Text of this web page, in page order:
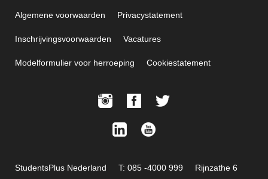
Algemene voorwaarden Privacystatement
Inschrijvingsvoorwaarden Vacatures
Modelformulier voor herroeping Cookiestatement
StudentsPlus Nederland T: 085 -4000 999 Rijnzathe 6